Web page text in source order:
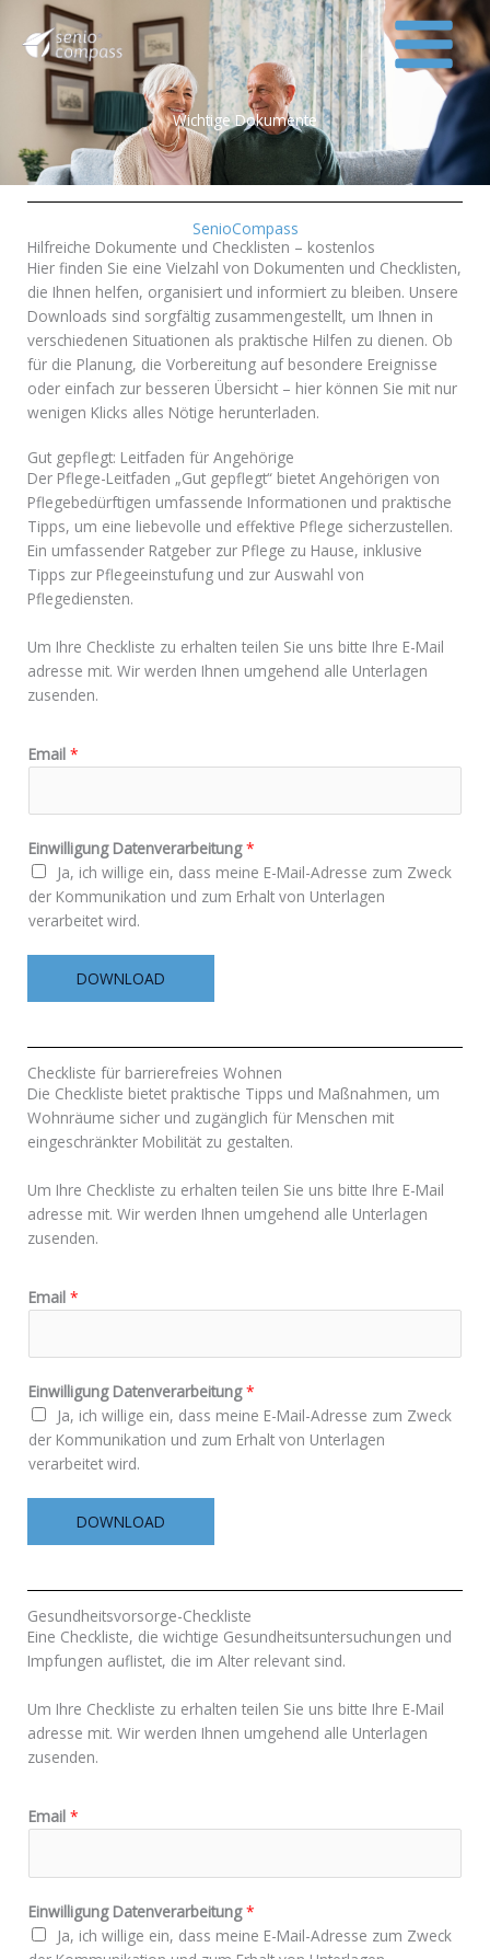
Inhalt
springen
Wichtige Dokumente
SenioCompass
Hilfreiche Dokumente und Checklisten – kostenlos
Hier finden Sie eine Vielzahl von Dokumenten und Checklisten,
die Ihnen helfen, organisiert und informiert zu bleiben. Unsere
Downloads sind sorgfältig zusammengestellt, um Ihnen in
verschiedenen Situationen als praktische Hilfen zu dienen. Ob
für die Planung, die Vorbereitung auf besondere Ereignisse
oder einfach zur besseren Übersicht – hier können Sie mit nur
wenigen Klicks alles Nötige herunterladen.
Gut gepflegt: Leitfaden für Angehörige
Der Pflege-Leitfaden „Gut gepflegt“ bietet Angehörigen von
Pflegebedürftigen umfassende Informationen und praktische
Tipps, um eine liebevolle und effektive Pflege sicherzustellen.
Ein umfassender Ratgeber zur Pflege zu Hause, inklusive
Tipps zur Pflegeeinstufung und zur Auswahl von
Pflegediensten.
Um Ihre Checkliste zu erhalten teilen Sie uns bitte Ihre E-Mail
adresse mit. Wir werden Ihnen umgehend alle Unterlagen
zusenden.
Email *
Einwilligung Datenverarbeitung*
Ja, ich willige ein, dass meine E-Mail-Adresse zum Zweck
der Kommunikation und zum Erhalt von Unterlagen
verarbeitet wird.
DOWNLOAD
Checkliste für barrierefreies Wohnen
Die Checkliste bietet praktische Tipps und Maßnahmen, um
Wohnräume sicher und zugänglich für Menschen mit
eingeschränkter Mobilität zu gestalten.
Um Ihre Checkliste zu erhalten teilen Sie uns bitte Ihre E-Mail
adresse mit. Wir werden Ihnen umgehend alle Unterlagen
zusenden.
Email *
Einwilligung Datenverarbeitung*
Ja, ich willige ein, dass meine E-Mail-Adresse zum Zweck
der Kommunikation und zum Erhalt von Unterlagen
verarbeitet wird.
DOWNLOAD
Gesundheitsvorsorge-Checkliste
Eine Checkliste, die wichtige Gesundheitsuntersuchungen und
Impfungen auflistet, die im Alter relevant sind.
Um Ihre Checkliste zu erhalten teilen Sie uns bitte Ihre E-Mail
adresse mit. Wir werden Ihnen umgehend alle Unterlagen
zusenden.
Email *
Einwilligung Datenverarbeitung*
Ja, ich willige ein, dass meine E-Mail-Adresse zum Zweck